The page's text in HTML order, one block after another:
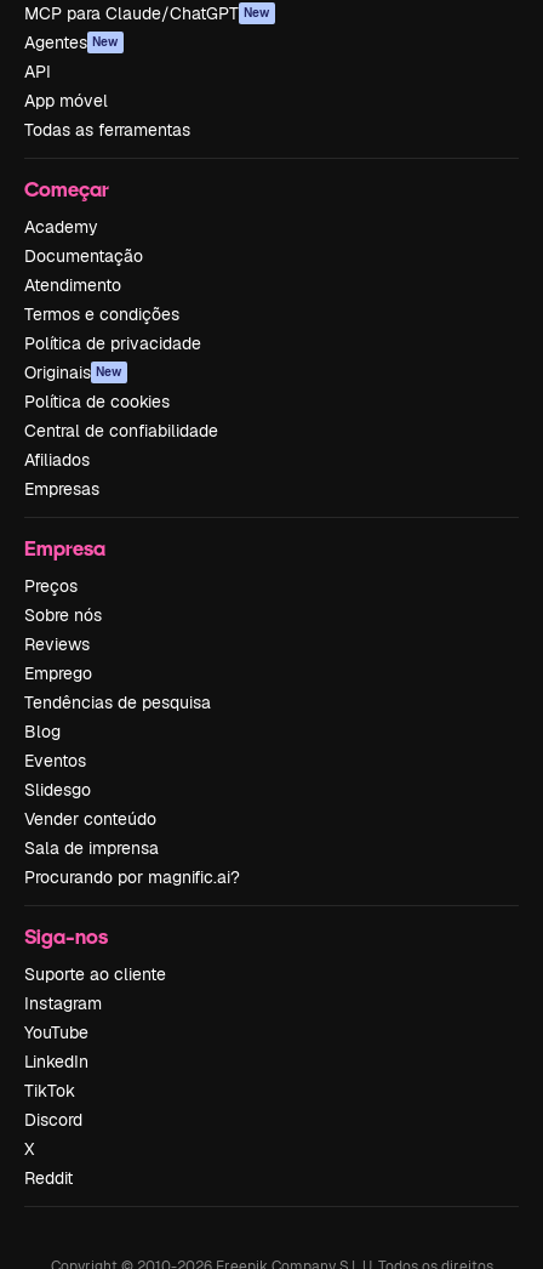
MCP para Claude/ChatGPT New
Agentes New
API
App móvel
Todas as ferramentas
Começar
Academy
Documentação
Atendimento
Termos e condições
Política de privacidade
Originais New
Política de cookies
Central de confiabilidade
Afiliados
Empresas
Empresa
Preços
Sobre nós
Reviews
Emprego
Tendências de pesquisa
Blog
Eventos
Slidesgo
Vender conteúdo
Sala de imprensa
Procurando por magnific.ai?
Siga-nos
Suporte ao cliente
Instagram
YouTube
LinkedIn
TikTok
Discord
X
Reddit